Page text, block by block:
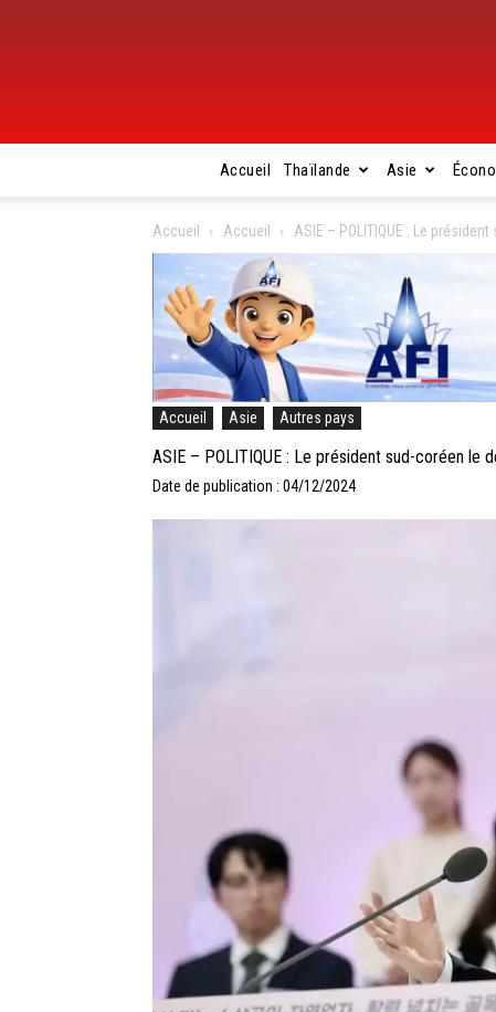
Accueil Thaïlande Asie
Accueil Accueil ASIE – POLITIQUE : Le
Accueil Asie Autres pays
ASIE – POLITIQUE : Le président sud-coréen le
Date de publication : 04/12/2024